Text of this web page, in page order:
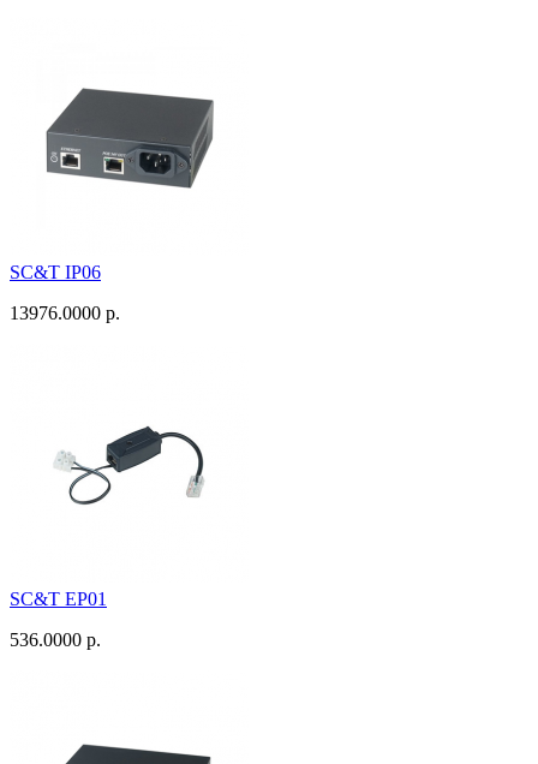
SC&T IP06
13976.0000 р.
SC&T EP01
536.0000 р.